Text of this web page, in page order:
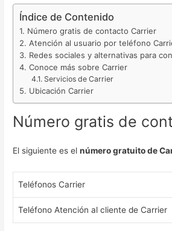
Índice de Contenido
Número gratis de contacto Carrier
Atención al usuario por teléfono
Redes sociales y alternativas para
Conoce más sobre Carrier
Servicios de Carrier
Ubicación Carrier
Número gratis de
El siguiente es elnúmero gratuito de
Teléfonos Carrier
Teléfono Atención al cliente de Carrier